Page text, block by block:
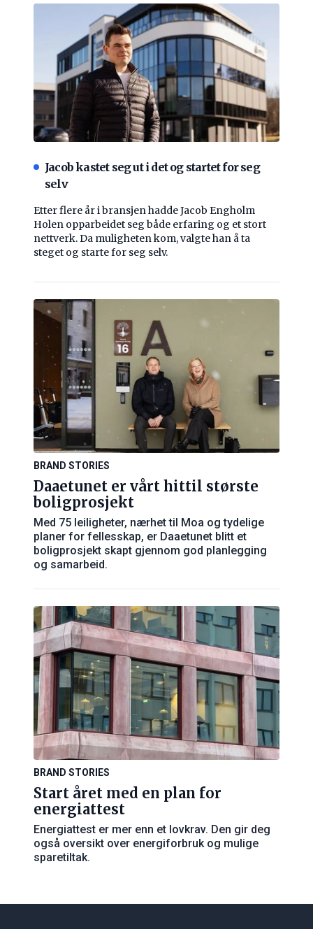
Jacob kastet seg ut i det og startet for seg
selv
Etter flere år i bransjen hadde Jacob Engholm
Holen opparbeidet seg både erfaring og et stort
nettverk. Da muligheten kom, valgte han å ta
steget og starte for seg selv.
BRAND STORIES
Daaetunet er vårt hittil største
boligprosjekt
Med 75 leiligheter, nærhet til Moa og tydelige
planer for fellesskap, er Daaetunet blitt et
boligprosjekt skapt gjennom god planlegging
og samarbeid.
BRAND STORIES
Start året med en plan for
energiattest
Energiattest er mer enn et lovkrav. Den gir deg
også oversikt over energiforbruk og mulige
sparetiltak.